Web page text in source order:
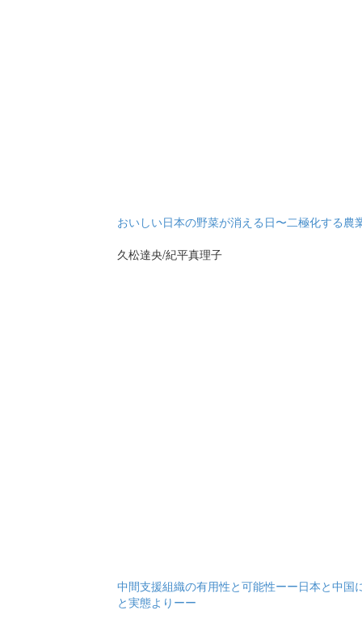
おいしい日本の野菜が消える日〜二極化する農
久松達央/紀平真理子
中間支援組織の有用性と可能性ーー日本と中国
と実態よりーー